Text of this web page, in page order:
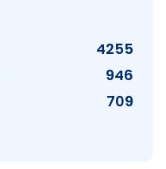
4255
946
709